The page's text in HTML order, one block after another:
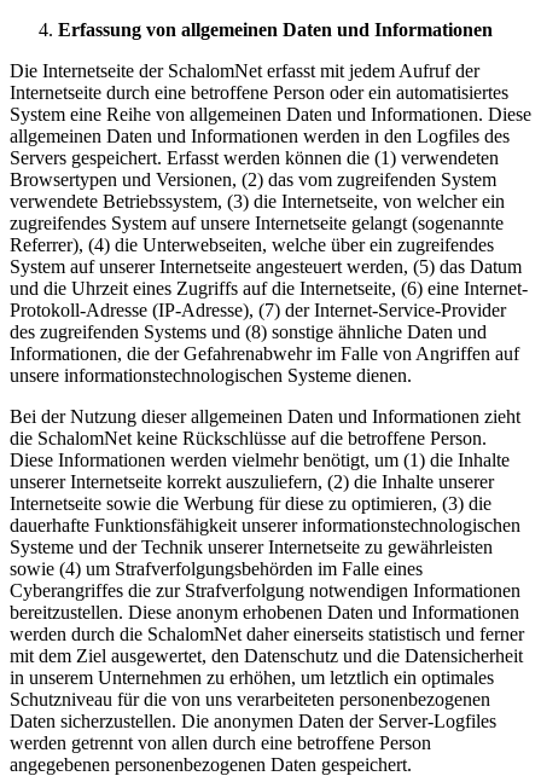
Erfassung von allgemeinen Daten und Informationen
Die Internetseite der SchalomNet erfasst mit jedem Aufruf der
Internetseite durch eine betroffene Person oder ein automatisiertes
System eine Reihe von allgemeinen Daten und Informationen. Diese
allgemeinen Daten und Informationen werden in den Logfiles des
Servers gespeichert. Erfasst werden können die (1) verwendeten
Browsertypen und Versionen, (2) das vom zugreifenden System
verwendete Betriebssystem, (3) die Internetseite, von welcher ein
zugreifendes System auf unsere Internetseite gelangt (sogenannte
Referrer), (4) die Unterwebseiten, welche über ein zugreifendes
System auf unserer Internetseite angesteuert werden, (5) das Datum
und die Uhrzeit eines Zugriffs auf die Internetseite, (6) eine Internet-
Protokoll-Adresse (IP-Adresse), (7) der Internet-Service-Provider
des zugreifenden Systems und (8) sonstige ähnliche Daten und
Informationen, die der Gefahrenabwehr im Falle von Angriffen auf
unsere informationstechnologischen Systeme dienen.
Bei der Nutzung dieser allgemeinen Daten und Informationen zieht
die SchalomNet keine Rückschlüsse auf die betroffene Person.
Diese Informationen werden vielmehr benötigt, um (1) die Inhalte
unserer Internetseite korrekt auszuliefern, (2) die Inhalte unserer
Internetseite sowie die Werbung für diese zu optimieren, (3) die
dauerhafte Funktionsfähigkeit unserer informationstechnologischen
Systeme und der Technik unserer Internetseite zu gewährleisten
sowie (4) um Strafverfolgungsbehörden im Falle eines
Cyberangriffes die zur Strafverfolgung notwendigen Informationen
bereitzustellen. Diese anonym erhobenen Daten und Informationen
werden durch die SchalomNet daher einerseits statistisch und ferner
mit dem Ziel ausgewertet, den Datenschutz und die Datensicherheit
in unserem Unternehmen zu erhöhen, um letztlich ein optimales
Schutzniveau für die von uns verarbeiteten personenbezogenen
Daten sicherzustellen. Die anonymen Daten der Server-Logfiles
werden getrennt von allen durch eine betroffene Person
angegebenen personenbezogenen Daten gespeichert.